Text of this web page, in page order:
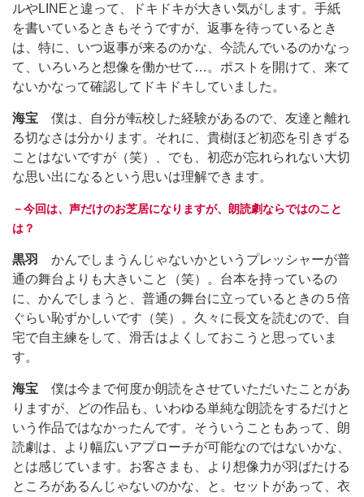
ルやLINEと違って、ドキドキが大きい気がします。手紙
を書いているときもそうですが、返事を待っているとき
は、特に、いつ返事が来るのかな、今読んでいるのかなっ
て、いろいろと想像を働かせて…。ポストを開けて、来て
ないかなって確認してドキドキしていました。
海宝 僕は、自分が転校した経験があるので、友達と離れ
る切なさは分かります。それに、貴樹ほど初恋を引きずる
ことはないですが（笑）、でも、初恋が忘れられない大切
な思い出になるという思いは理解できます。
－今回は、声だけのお芝居になりますが、朗読劇ならではのこと
は？
黒羽
かんでしまうんじゃないかというプレッシャーが普
通の舞台よりも大きいこと（笑）。台本を持っているの
に、かんでしまうと、普通の舞台に立っているときの５倍
ぐらい恥ずかしいです（笑）。久々に長文を読むので、自
宅で自主練をして、滑舌はよくしておこうと思っていま
す。
海宝 僕は今まで何度か朗読をさせていただいたことがあ
りますが、どの作品も、いわゆる単純な朗読をするだけと
いう作品ではなかったんです。そういうこともあって、朗
読劇は、より幅広いアプローチが可能なのではないかな、
とは感じています。お客さまも、より想像力が羽ばたける
ところがあるんじゃないのかな、と。セットがあって、衣